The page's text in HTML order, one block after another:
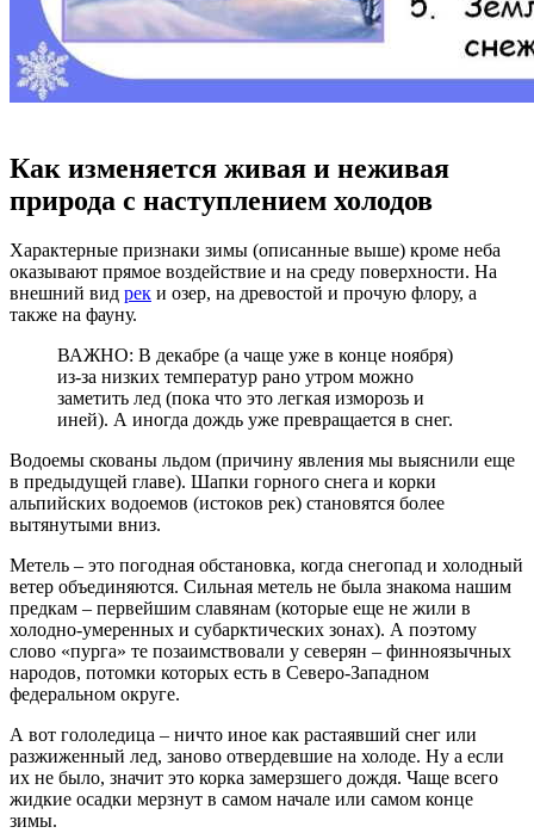
Как изменяется живая и неживая
природа с наступлением холодов
Характерные признаки зимы (описанные выше) кроме неба
оказывают прямое воздействие и на среду поверхности. На
внешний вид рек и озер, на древостой и прочую флору, а
также на фауну.
ВАЖНО: В декабре (а чаще уже в конце ноября)
из-за низких температур рано утром можно
заметить лед (пока что это легкая изморозь и
иней). А иногда дождь уже превращается в снег.
Водоемы скованы льдом (причину явления мы выяснили еще
в предыдущей главе). Шапки горного снега и корки
альпийских водоемов (истоков рек) становятся более
вытянутыми вниз.
Метель – это погодная обстановка, когда снегопад и холодный
ветер объединяются. Сильная метель не была знакома нашим
предкам – первейшим славянам (которые еще не жили в
холодно-умеренных и субарктических зонах). А поэтому
слово «пурга» те позаимствовали у северян – финноязычных
народов, потомки которых есть в Северо-Западном
федеральном округе.
А вот гололедица – ничто иное как растаявший снег или
разжиженный лед, заново отвердевшие на холоде. Ну а если
их не было, значит это корка замерзшего дождя. Чаще всего
жидкие осадки мерзнут в самом начале или самом конце
зимы.